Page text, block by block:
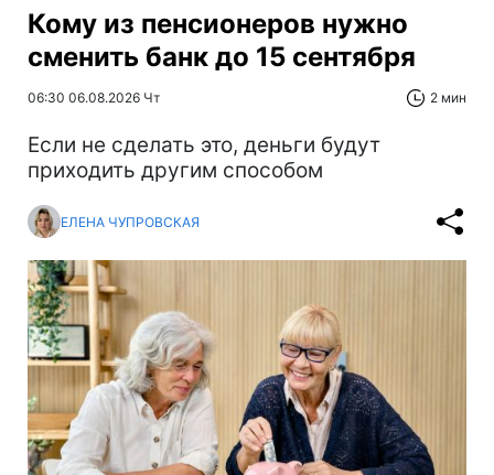
Кому из пенсионеров нужно
сменить банк до 15 сентября
06:30 06.08.2026 Чт 2 мин
Если не сделать это, деньги будут
приходить другим способом
ЕЛЕНА ЧУПРОВСКАЯ